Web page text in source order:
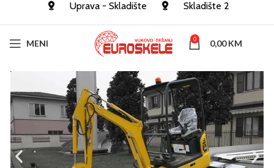
Uprava - Skladište Skladište 2
MENI 0 0,00KM